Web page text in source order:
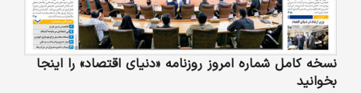
نسخه کامل شماره امروز روزنامه «دنیای‌ اقتصاد» را اینجا
بخوانید